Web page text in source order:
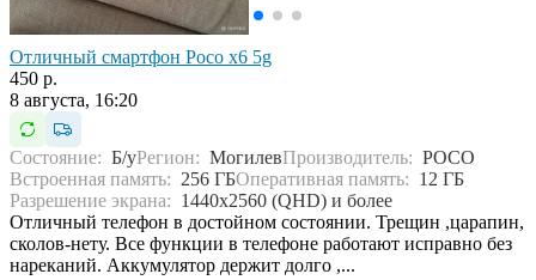
Отличный смартфон Poco x6 5g
450 р.
8 августа, 16:20
Состояние: Б/уРегион: МогилевПроизводитель: POCO
Встроенная память: 256 ГБОперативная память: 12 ГБ
Разрешение экрана: 1440x2560 (QHD) и более
Отличный телефон в достойном состоянии. Трещин ,царапин,
сколов-нету. Все функции в телефоне работают исправно без
нареканий. Аккумулятор держит долго ,...